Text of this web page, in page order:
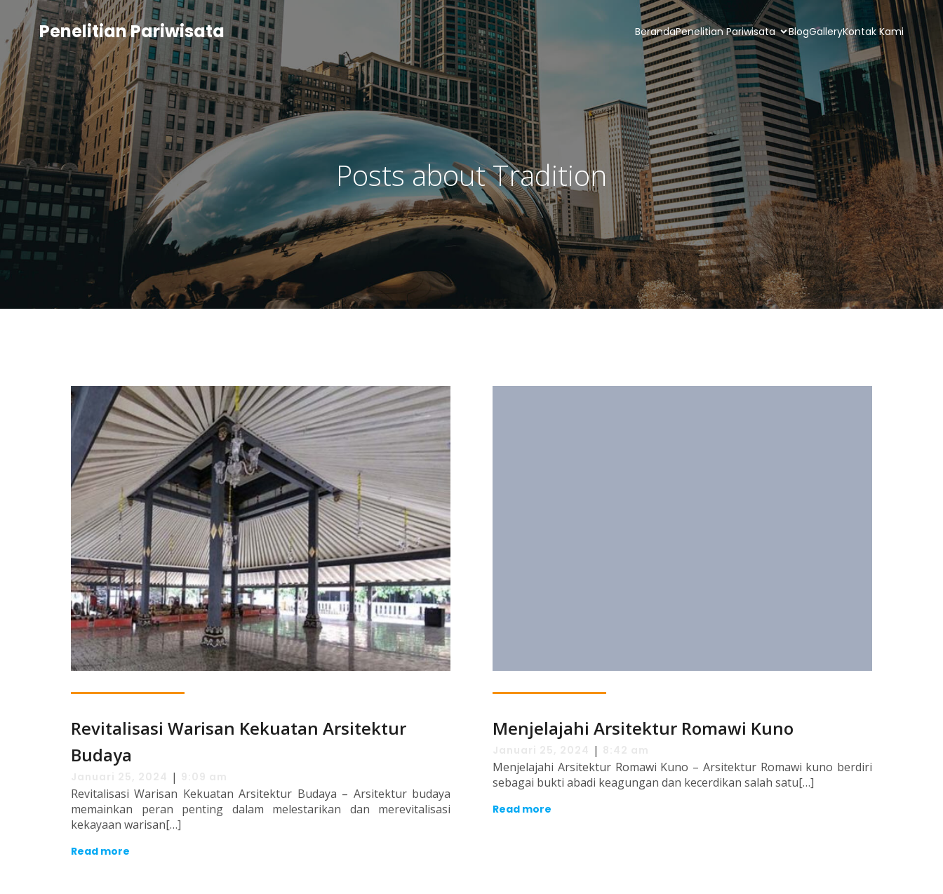
Penelitian Pariwisata BerandaPenelitian Pariwisata BlogGalleryKontak Kami
Posts about Tradition
Revitalisasi Warisan Kekuatan Arsitektur
Budaya
|
Revitalisasi Warisan Kekuatan Arsitektur Budaya – Arsitektur budaya
memainkan peran penting dalam melestarikan dan merevitalisasi
kekayaan warisan[…]
Read more
Menjelajahi Arsitektur Romawi Kuno
|
Menjelajahi Arsitektur Romawi Kuno – Arsitektur Romawi kuno berdiri
sebagai bukti abadi keagungan dan kecerdikan salah satu[…]
Read more